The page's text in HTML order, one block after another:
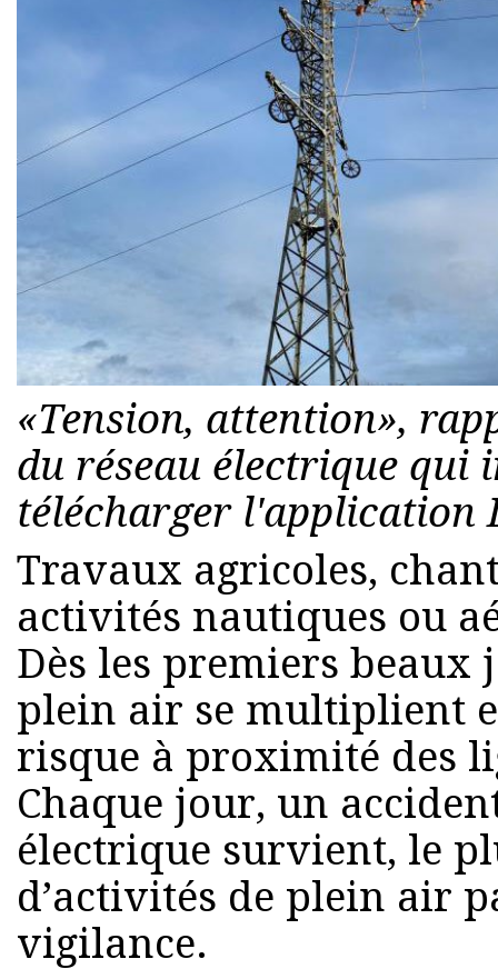
«Tension, attention»,
du réseau électrique qui
télécharger l'application
Travaux agricoles,
activités nautiques ou
Dès les premiers beaux
plein air se multiplient
risque à proximité des
Chaque jour, un
électrique survient, le
d’activités de plein air
vigilance.